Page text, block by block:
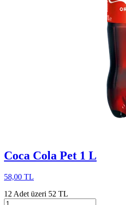
Coca Cola Pet 1 L
58,00 TL
12 Adet üzeri 52 TL